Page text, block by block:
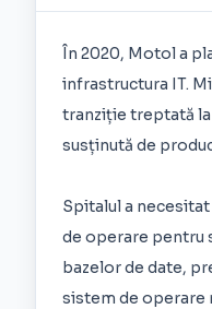
În 2020, Motol a
infrastructura IT.
tranziție treptată
susținută de
Spitalul a
de operare pentru
bazelor de date,
sistem de operare